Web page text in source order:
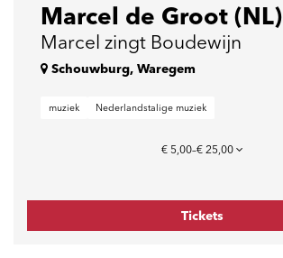
Marcel de Groot (NL)
Marcel zingt Boudewijn
Schouwburg, Waregem
muziek Nederlandstalige muziek
€ 5,00–€ 25,00
Tickets